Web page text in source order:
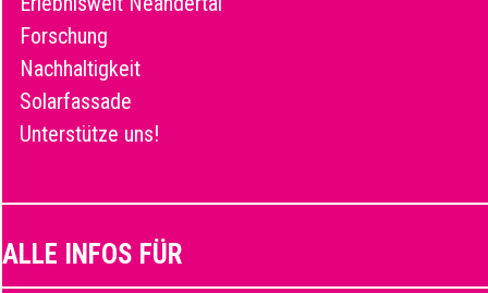
Forschung
Nachhaltigkeit
Solarfassade
Unterstütze uns!
ALLE INFOS FÜR